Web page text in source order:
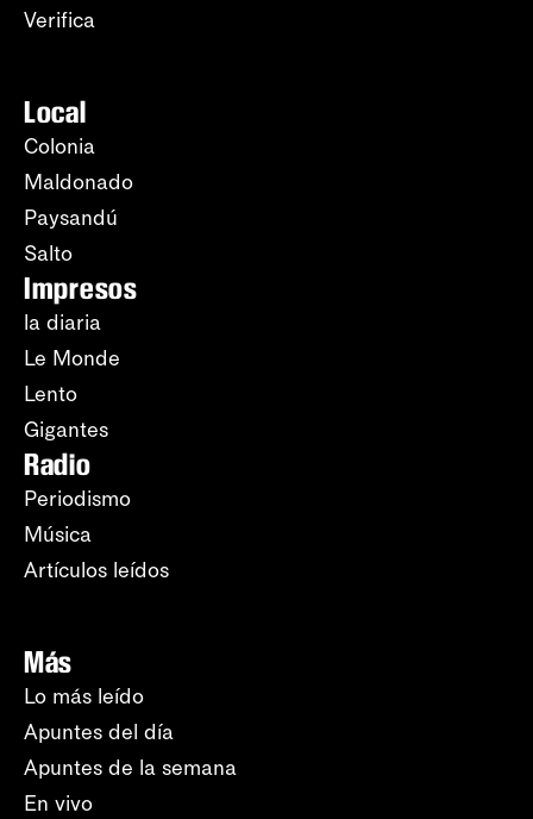
Verifica
Local
Colonia
Maldonado
Paysandú
Salto
Impresos
la diaria
Le Monde
Lento
Gigantes
Radio
Periodismo
Música
Artículos leídos
Más
Lo más leído
Apuntes del día
Apuntes de la semana
En vivo